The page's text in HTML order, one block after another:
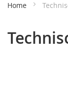
Home